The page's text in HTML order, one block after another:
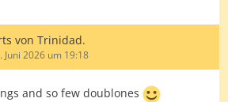
von Trinidad.
Juni 2026 um 19:18
and so few doublones